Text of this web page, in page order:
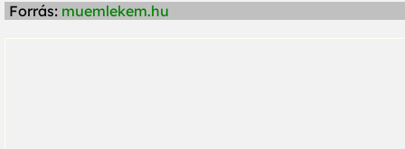
Forrás: muemlekem.hu